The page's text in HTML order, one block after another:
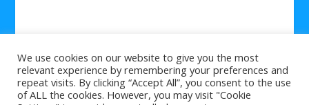
© 2026 Tout ce que vous devez savoir sur letennis de table
We use cookies on our website to give you the most
relevant experience by remembering your preferences and
repeat visits. By clicking “Accept All”, you consent to the use
of ALL the cookies. However, you may visit "Cookie